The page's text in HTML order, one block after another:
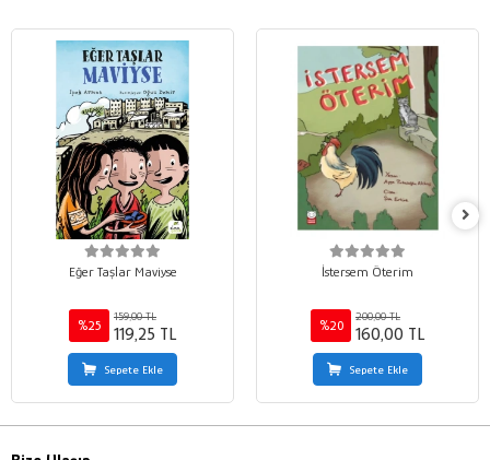
Eğer Taşlar Maviyse
%25
159,00 TL
119,25 TL
Sepete Ekle
İstersem Öterim
%20
200,00 TL
160,00 TL
Sepete Ekle